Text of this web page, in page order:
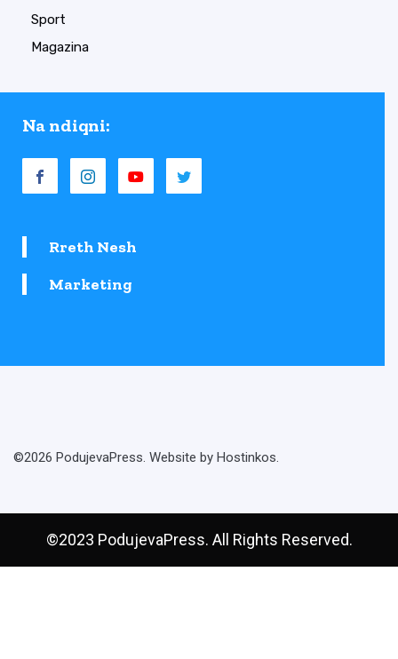
Sport
Magazina
Na ndiqni:
Rreth Nesh
Marketing
©2026 PodujevaPress. Website by Hostinkos.
©2023 PodujevaPress. All Rights Reserved.